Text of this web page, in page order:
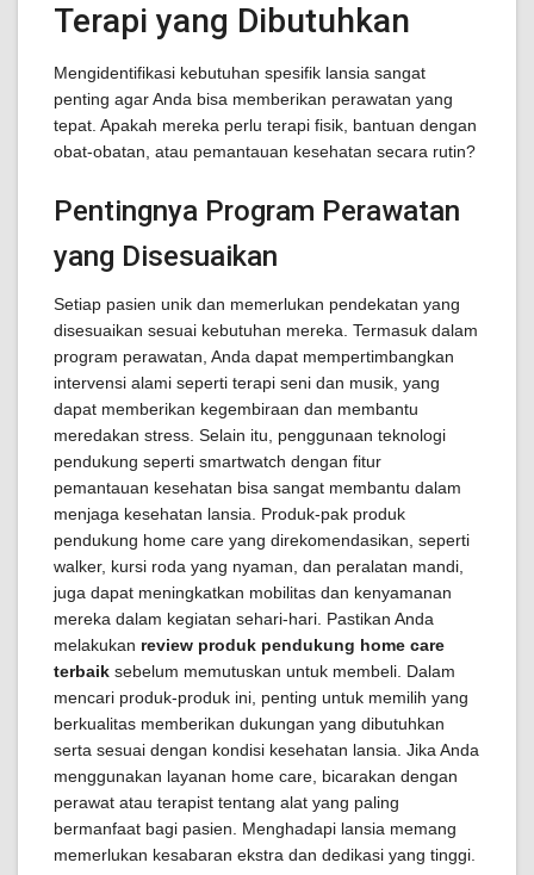
Terapi yang Dibutuhkan
Mengidentifikasi kebutuhan spesifik lansia sangat
penting agar Anda bisa memberikan perawatan yang
tepat. Apakah mereka perlu terapi fisik, bantuan dengan
obat-obatan, atau pemantauan kesehatan secara rutin?
Pentingnya Program Perawatan
yang Disesuaikan
Setiap pasien unik dan memerlukan pendekatan yang
disesuaikan sesuai kebutuhan mereka. Termasuk dalam
program perawatan, Anda dapat mempertimbangkan
intervensi alami seperti terapi seni dan musik, yang
dapat memberikan kegembiraan dan membantu
meredakan stress. Selain itu, penggunaan teknologi
pendukung seperti smartwatch dengan fitur
pemantauan kesehatan bisa sangat membantu dalam
menjaga kesehatan lansia. Produk-pak produk
pendukung home care yang direkomendasikan, seperti
walker, kursi roda yang nyaman, dan peralatan mandi,
juga dapat meningkatkan mobilitas dan kenyamanan
mereka dalam kegiatan sehari-hari. Pastikan Anda
melakukan review produk pendukung home care
terbaik sebelum memutuskan untuk membeli. Dalam
mencari produk-produk ini, penting untuk memilih yang
berkualitas memberikan dukungan yang dibutuhkan
serta sesuai dengan kondisi kesehatan lansia. Jika Anda
menggunakan layanan home care, bicarakan dengan
perawat atau terapist tentang alat yang paling
bermanfaat bagi pasien. Menghadapi lansia memang
memerlukan kesabaran ekstra dan dedikasi yang tinggi.